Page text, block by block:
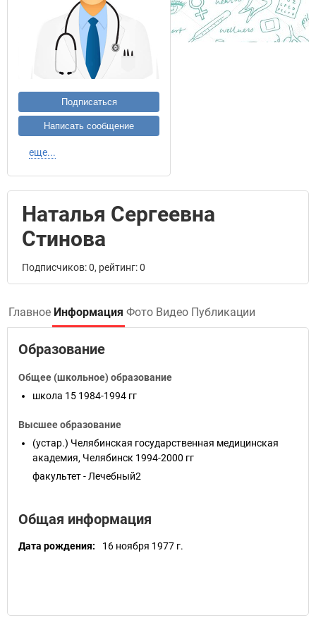
Подписаться
Написать сообщение
еще...
Наталья Сергеевна
Стинова
Подписчиков: 0, рейтинг: 0
Главное Информация Фото Видео Публикации
Образование
Общее (школьное) образование
школа 15 1984-1994 гг
Высшее образование
(устар.) Челябинская государственная медицинская
академия, Челябинск 1994-2000 гг
факультет - Лечебный2
Общая информация
Дата рождения: 16 ноября 1977 г.